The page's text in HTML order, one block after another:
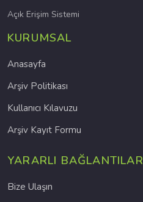
Açık Erişim Sistemi
KURUMSAL
Anasayfa
Arşiv Politikası
Kullanıcı Kılavuzu
Arşiv Kayıt Formu
YARARLI BAĞLANTILAR
Bize Ulaşın